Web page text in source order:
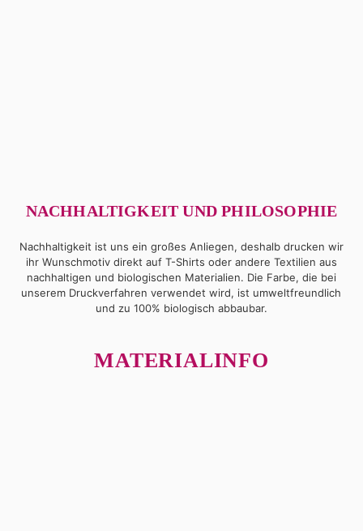
NACHHALTIGKEIT UND PHILOSOPHIE
Nachhaltigkeit ist uns ein großes Anliegen, deshalb drucken wir
ihr Wunschmotiv direkt auf T-Shirts oder andere Textilien aus
nachhaltigen und biologischen Materialien. Die Farbe, die bei
unserem Druckverfahren verwendet wird, ist umweltfreundlich
und zu 100% biologisch abbaubar.
MATERIALINFO